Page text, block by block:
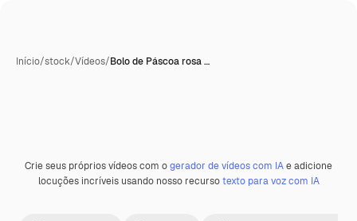
Início/stock/Vídeos/Bolo de Páscoa rosa …
PremiumGerada com IA
Crie seus próprios vídeos com ogerador de vídeos com IAe adicione
locuções incríveis usando nosso recursotexto para voz com IA